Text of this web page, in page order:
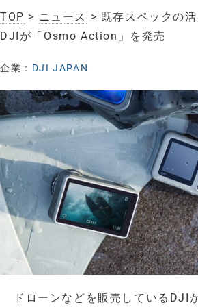
TOP > ニュース > 既存スペックの
DJIが「Osmo Action」を発売
企業： DJI JAPAN
ドローンなどを販売しているDJI